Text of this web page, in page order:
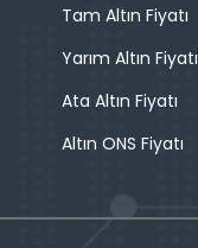
Tam Altın Fiyatı
Yarım Altın Fiyatı
Ata Altın Fiyatı
Altın ONS Fiyatı